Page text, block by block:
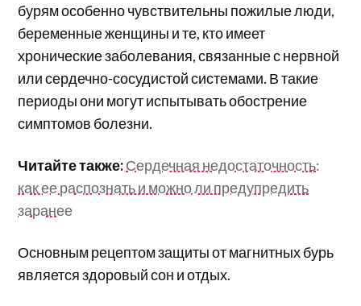
бурям особенно чувствительны пожилые люди,
беременные женщины и те, кто имеет
хронические заболевания, связанные с нервной
или сердечно-сосудистой системами. В такие
периоды они могут испытывать обострение
симптомов болезни.
Читайте также:Сердечная недостаточность:
как ее распознать и можно ли предупредить
заранее
Основным рецептом защиты от магнитных бурь
является здоровый сон и отдых.